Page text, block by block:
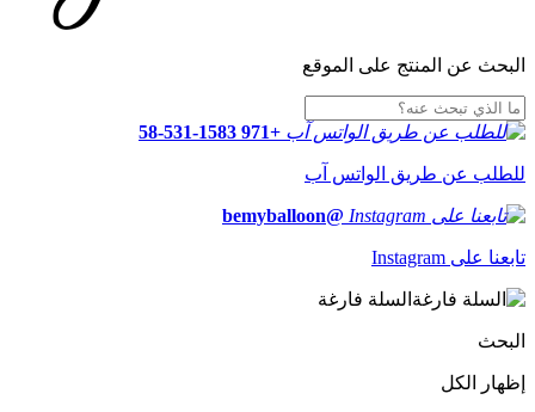
البحث عن المنتج على الموقع
+971 58-531-1583
للطلب عن طريق الواتس آب
@bemyballoon
تابعنا على Instagram
السلة فارغة
البحث
إظهار الكل